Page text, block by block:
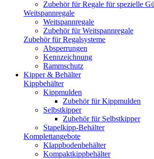
Zubehör für Regale für spezielle
Weitspannregale
Weitspannregale
Zubehör für Weitspannregale
Zubehör für Regalsysteme
Absperrungen
Kennzeichnung
Rammschutz
Kipper & Behälter
Kippbehälter
Kippmulden
Zubehör für Kippmulden
Selbstkipper
Zubehör für Selbstkipper
Stapelkipp-Behälter
Komplettangebote
Klappbodenbehälter
Kompaktkippbehälter